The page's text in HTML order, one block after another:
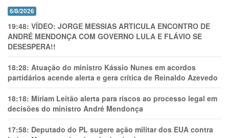
6/8/2026
19:48: VÍDEO: JORGE MESSIAS ARTICULA ENCONTRO DE
ANDRÉ MENDONÇA COM GOVERNO LULA E FLÁVIO SE
DESESPERA!!
18:28: Atuação do ministro Kássio Nunes em acordos
partidários acende alerta e gera crítica de Reinaldo Azevedo
18:18: Míriam Leitão alerta para riscos ao processo legal em
decisões do ministro André Mendonça
17:58: Deputado do PL sugere ação militar dos EUA contra